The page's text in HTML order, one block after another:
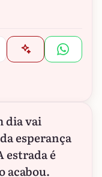
dia vai
esperança
estrada é
acabou.